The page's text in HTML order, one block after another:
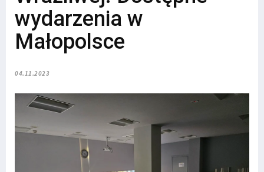
wydarzenia w
Małopolsce
04.11.2023